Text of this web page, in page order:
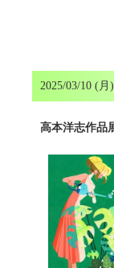
2025/03/10 (月
高本洋志作品